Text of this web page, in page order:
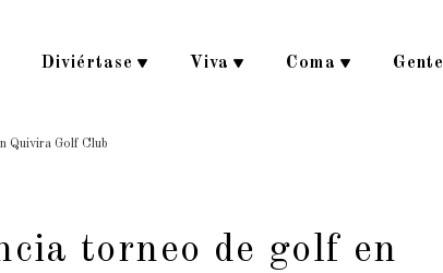
Diviértase Viva Coma Gente
Quivira Golf Club
torneo de golf en